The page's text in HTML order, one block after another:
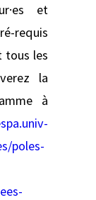
et
requis
tous les
la
à
poles-